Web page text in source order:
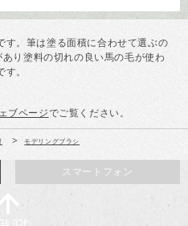
す。筆は塗る面積に合わせて選ぶの
り塗料の切れの良い馬の毛が使わ
。
ブページでご覧ください。
> モデリングブラシ
スマートフォン